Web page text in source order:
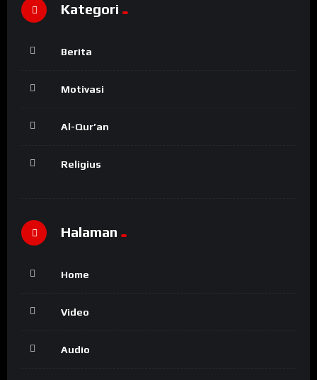
Kategori
Berita
Motivasi
Al-Qur’an
Religius
Halaman
Home
Video
Audio